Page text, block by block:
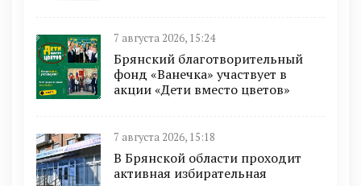
7 августа 2026, 15:24
Брянский благотворительный
фонд «Ванечка» участвует в
акции «Дети вместо цветов»
7 августа 2026, 15:18
В Брянской области проходит
активная избирательная